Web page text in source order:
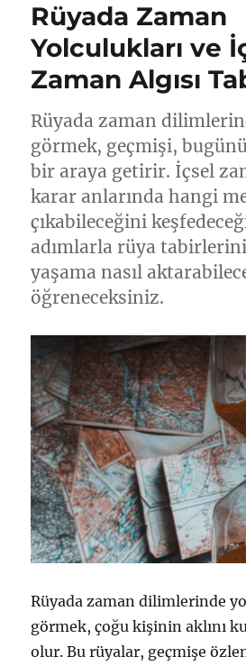
Rüyada Zaman
Yolculukları ve
Zaman Algısı
Rüyada zaman
görmek, geçmişi,
bir araya getirir. İçsel
karar anlarında hangi
çıkabileceğini
adımlarla rüya
yaşama nasıl
öğreneceksiniz.
Rüyada zaman dilimlerinde
görmek, çoğu kişinin aklını
olur. Bu rüyalar, geçmişe